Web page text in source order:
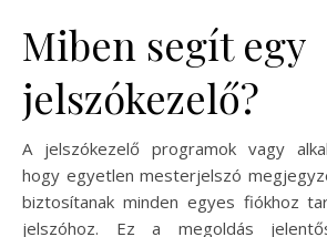
Miben segít egy
jelszókezelő?
A jelszókezelő programok vagy
hogy egyetlen mesterjelszó
biztosítanak minden egyes fiókhoz
jelszóhoz. Ez a megoldás